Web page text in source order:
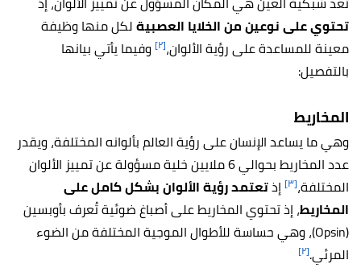
تحتوي على نوعين من الخلايا العصبيةلكل منها وظيفة
معينة للمساعدة على رؤية الألوان،[٢]
وفيما يأتي بيانها
بالتفصيل:
المخاريط
وهي ما يساعد الإنسان على رؤية العالم بألوانه المختلفة، ويقدر
عدد المخاريط بحوالي 6 ملايين خلية مسؤولة عن تمييز الألوان
المختلفة،[٣] إذتعتمد رؤية الألوان بشكل كامل على
المخاريط، إذ تحتوي المخاريط على أصباغ ضوئية تُعرف بأوبسين
(Opsin)، وهي حساسة للأطوال الموجية المختلفة من الضوء
المرئي.[٢]